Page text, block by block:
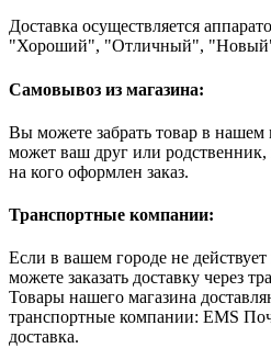
Доставка осуществляется
"Хороший", "Отличный",
Самовывоз из магазина:
Вы можете забрать товар в нашем
может ваш друг или
на кого оформлен заказ.
Транспортные компании:
Если в вашем городе не
можете заказать доставку через
Товары нашего магазина
транспортные компании: EMS
доставка.